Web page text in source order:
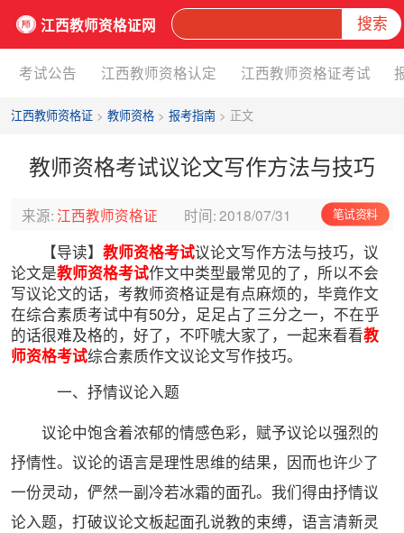
江西教师资格证网 搜索
考试公告 江西教师资格认定 江西教师资格证考试
江西教师资格证> 教师资格> 报考指南> 正文
教师资格考试议论文写作方法与技巧
来源: 江西教师资格证 时间:2018/07/31 笔试资料
【导读】 教师资格考试议论文写作方法与技巧，议
论文是教师资格考试作文中类型最常见的了，所以不会
写议论文的话，考教师资格证是有点麻烦的，毕竟作文
在综合素质考试中有50分，足足占了三分之一，不在乎
的话很难及格的，好了，不吓唬大家了，一起来看看教
师资格考试综合素质作文议论文写作技巧。
一、抒情议论入题
议论中饱含着浓郁的情感色彩，赋予议论以强烈的
抒情性。议论的语言是理性思维的结果，因而也许少了
一份灵动，俨然一副冷若冰霜的面孔。我们得由抒情议
论入题，打破议论文板起面孔说教的束缚，语言清新灵